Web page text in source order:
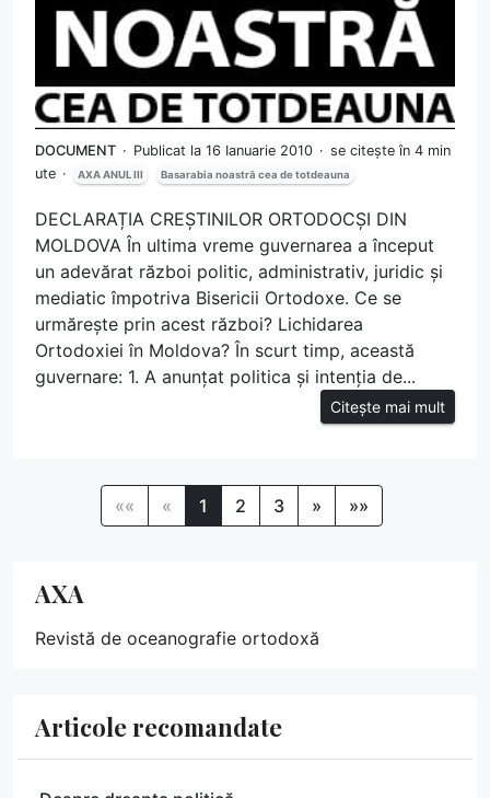
DOCUMENT Publicat la 16 Ianuarie 2010
se citește în 4 min
ute
AXA ANUL III Basarabia noastră cea de totdeauna
DECLARAȚIA CREȘTINILOR ORTODOCȘI DIN
MOLDOVA În ultima vreme guvernarea a început
un adevărat război politic, administrativ, juridic și
mediatic împotriva Bisericii Ortodoxe. Ce se
urmărește prin acest război? Lichidarea
Ortodoxiei în Moldova? În scurt timp, această
guvernare: 1. A anunțat politica și intenția de...
Citește mai mult
«« « 1 2 3 » »»
AXA
Revistă de oceanografie ortodoxă
Articole recomandate